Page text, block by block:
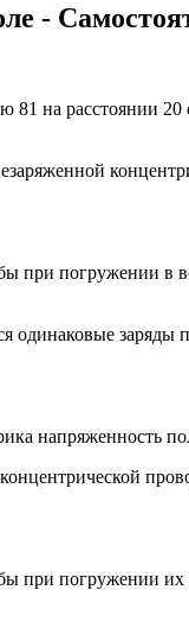
-
на расстоянии
при погружении
напряженность
при погружении